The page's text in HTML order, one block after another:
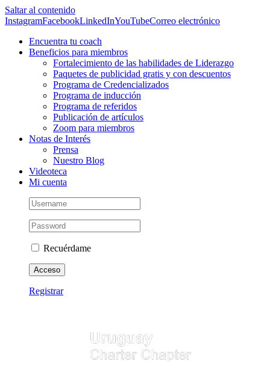
Saltar al contenido
InstagramFacebookLinkedInYouTubeCorreo electrónico
Encuentra tu coach
Beneficios para miembros
Fortalecimiento de las habilidades de Liderazgo
Paquetes de publicidad gratis y con descuentos
Programa de Credencializados
Programa de inducción
Programa de referidos
Publicación de artículos
Zoom para miembros
Notas de Interés
Prensa
Nuestro Blog
Videoteca
Mi cuenta
Recuérdame
Registrar